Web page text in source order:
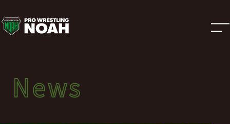
ニ
ュ
ー
ス
News
ニュース
News